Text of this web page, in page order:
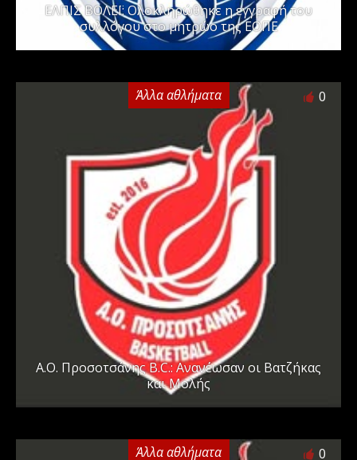
ΕΛΠΙΣ ΒΟΛΕΪ: Ολοκληρώθηκε η εγγραφή του
συλλόγου στο μητρώο της ΕΟΠΕ
Άλλα αθλήματα 0
A.O. Προσοτσάνης B.C.: Ανανέωσαν οι Βατζήκας
και Μολής
Άλλα αθλήματα 0